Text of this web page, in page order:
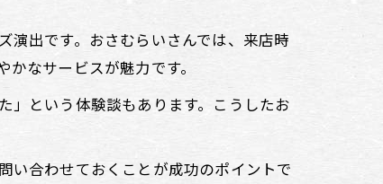
演出です。おさむらいさんでは、来店時
なサービスが魅力です。
」という体験談もあります。こうしたお
い合わせておくことが成功のポイントで